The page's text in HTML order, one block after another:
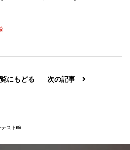
にもどる 次の記事
スト📸